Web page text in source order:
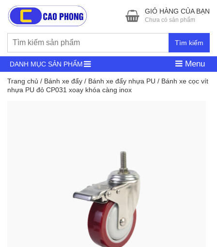
Tìm kiếm
GIỎ HÀNG CỦA BẠN
Chưa có sản phẩm
DANH MỤC SẢN PHẨM Menu
Trang chủ / Bánh xe đẩy / Bánh xe đẩy nhựa PU / Bánh xe cọc vít
nhựa PU đỏ CP031 xoay khóa càng inox